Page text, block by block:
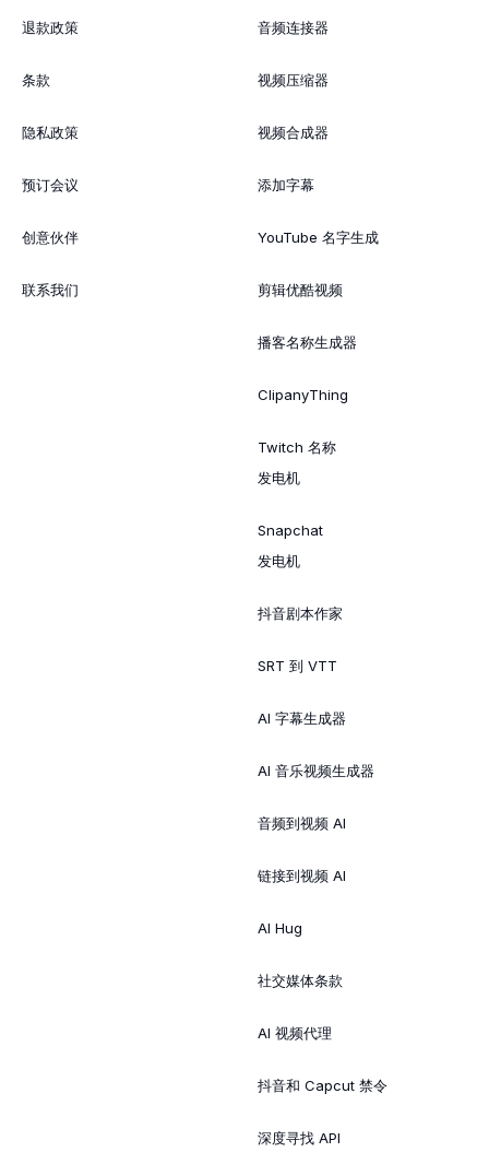
退款政策
条款
隐私政策
预订会议
创意伙伴
联系我们
音频连接器
视频压缩器
视频合成器
添加字幕
YouTube 名字生成
剪辑优酷视频
播客名称生成器
ClipanyThing
Twitch 名称
发电机
Snapchat
发电机
抖音剧本作家
SRT 到 VTT
AI 字幕生成器
AI 音乐视频生成器
音频到视频 AI
链接到视频 AI
AI Hug
社交媒体条款
AI 视频代理
抖音和 Capcut 禁令
深度寻找 API